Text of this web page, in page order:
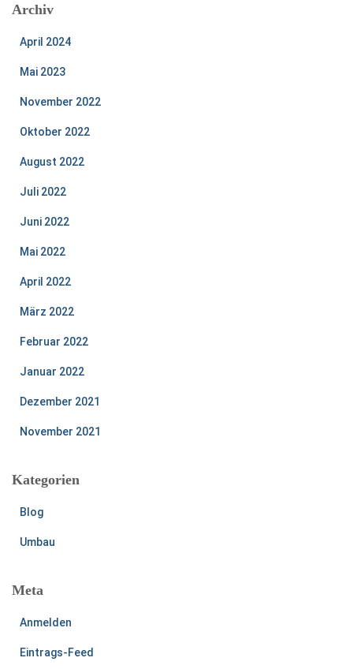
Archiv
April 2024
Mai 2023
November 2022
Oktober 2022
August 2022
Juli 2022
Juni 2022
Mai 2022
April 2022
März 2022
Februar 2022
Januar 2022
Dezember 2021
November 2021
Kategorien
Blog
Umbau
Meta
Anmelden
Eintrags-Feed